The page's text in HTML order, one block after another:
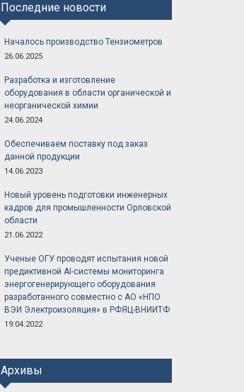
Последние новости
Началось производство Тензиометров
26.06.2025
Разработка и изготовление
оборудования в области органической и
неорганической химии
24.06.2024
Обеспечиваем поставку под заказ
данной продукции
14.06.2023
Новый уровень подготовки инженерных
кадров для промышленности Орловской
области
21.06.2022
Ученые ОГУ проводят испытания новой
предиктивной AI-системы мониторинга
энергогенерирующего оборудования
разработанного совместно с АО «НПО
ВЭИ Электроизоляция» в РФЯЦ-ВНИИТФ
19.04.2022
Архивы